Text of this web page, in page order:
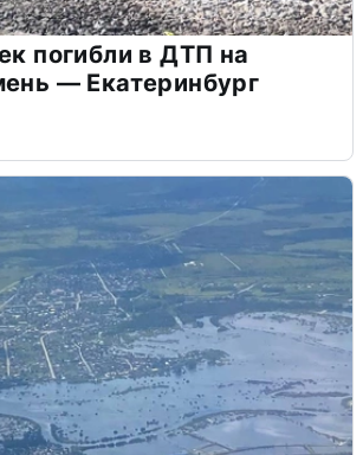
погибли в ДТП на
— Екатеринбург